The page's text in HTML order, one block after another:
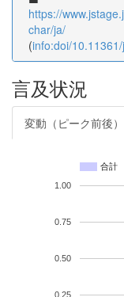
https://
char/ja/
(info:doi/
言及状況
変動（ピーク前後）
合計
0.25
0.50
0.75
1.00